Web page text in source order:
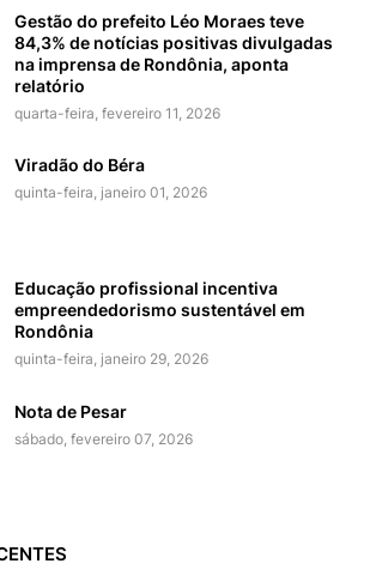
Gestão do prefeito Léo Moraes teve
84,3% de notícias positivas divulgadas
na imprensa de Rondônia, aponta
relatório
quarta-feira, fevereiro 11, 2026
Viradão do Béra
quinta-feira, janeiro 01, 2026
Educação profissional incentiva
empreendedorismo sustentável em
Rondônia
quinta-feira, janeiro 29, 2026
Nota de Pesar
sábado, fevereiro 07, 2026